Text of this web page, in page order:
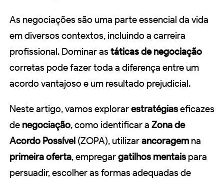
As negociações são uma parte essencial da vida
em diversos contextos, incluindo a carreira
profissional. Dominar astáticas de negociação
corretas pode fazer toda a diferença entre um
acordo vantajoso e um resultado prejudicial.
Neste artigo, vamos explorarestratégiaseficazes
de negociação, como identificar a Zona de
Acordo Possível (ZOPA), utilizarancoragem na
primeira oferta, empregargatilhos mentais para
persuadir, escolher as formas adequadas de